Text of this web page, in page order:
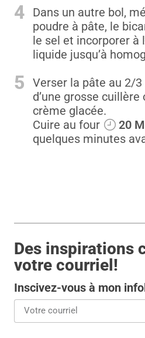
4
Dans un autre bol,
poudre à pâte, le
le sel et incorporer à
liquide jusqu’à
5
Verser la pâte au 2/3
d’une grosse cuillère
crème glacée.
Cuire au four
20
quelques minutes
Des inspirations
votre courriel!
Inscivez-vous à mon